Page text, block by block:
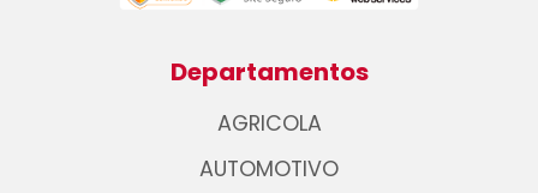
Departamentos
AGRICOLA
AUTOMOTIVO